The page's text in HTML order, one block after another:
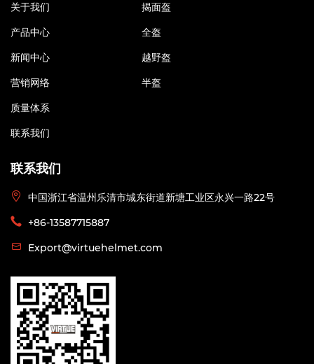
关于我们
产品中心
新闻中心
营销网络
质量体系
联系我们
揭面盔
全盔
越野盔
半盔
联系我们
中国浙江省温州乐清市城东街道新塘工业区永兴一路22号
+86-13587715887
Export@virtuehelmet.com